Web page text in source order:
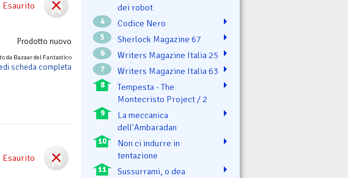
Esaurito
Prodotto nuovo
da Bazaar del Fantastico
scheda completa
Esaurito
dei robot
4 Codice Nero
5 Sherlock Magazine 67
6 Writers Magazine Italia 25
7 Writers Magazine Italia 63
8
Tempesta - The
Montecristo Project / 2
9
La meccanica
dell'Ambaradan
10
Non ci indurre in
tentazione
11 Sussurrami, o dea